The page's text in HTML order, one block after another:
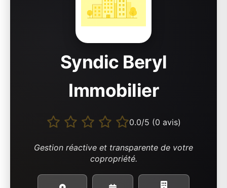
Syndic Beryl
Immobilier
0.0/5 (0 avis)
Gestion réactive et transparente de votre
copropriété.